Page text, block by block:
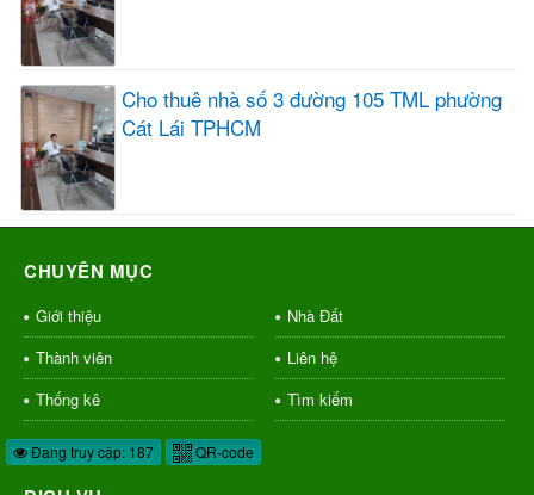
Cho thuê nhà số 3 đường 105 TML phường
Cát Lái TPHCM
CHUYÊN MỤC
Giới thiệu
Nhà Đất
Thành viên
Liên hệ
Thống kê
Tìm kiếm
Đang truy cập: 187 QR-code